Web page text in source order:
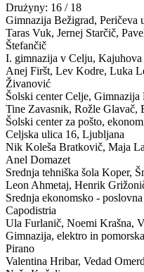
Drużyny: 16 / 18
Gimnazija Bežigrad, Peričeva
Taras Vuk, Jernej Starčič,
Štefančič
I. gimnazija v Celju,
Anej Firšt, Lev Kodre, Luka
Živanović
Šolski center Celje, Gimnazija
Tine Zavasnik, Rožle Glavač,
Šolski center za pošto,
Celjska ulica 16, Ljubljana
Nik Koleša Bratkovič, Maja
Anel Domazet
Srednja tehniška šola Koper,
Leon Ahmetaj, Henrik
Srednja ekonomsko -
Capodistria
Ula Furlanič, Noemi Krašna,
Gimnazija, elektro in
Pirano
Valentina Hribar, Vedad